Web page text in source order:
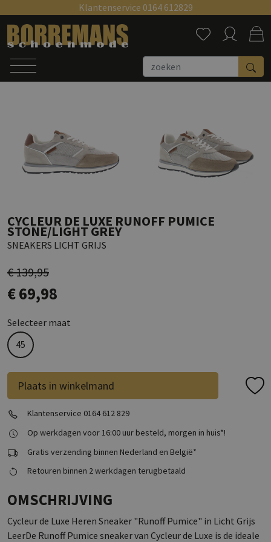
Klantenservice 0164 612829 Zoeken
CYCLEUR DE LUXE RUNOFF PUMICE
STONE/LIGHT GREY
SNEAKERS LICHT GRIJS
€ 139,95
€ 69,98
Selecteer maat
45
Plaats in winkelmand
Klantenservice 0164 612 829
Op werkdagen voor 16:00 uur besteld, morgen in huis*!
Gratis verzending binnen Nederland en België*
Retouren binnen 2 werkdagen terugbetaald
OMSCHRIJVING
Cycleur de Luxe Heren Sneaker "Runoff Pumice" in Licht Grijs
LeerDe Runoff Pumice sneaker van Cycleur de Luxe is de ideale